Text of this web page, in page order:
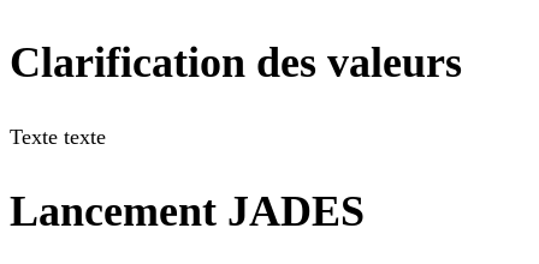
Clarification des valeurs
Texte texte
Lancement JADES